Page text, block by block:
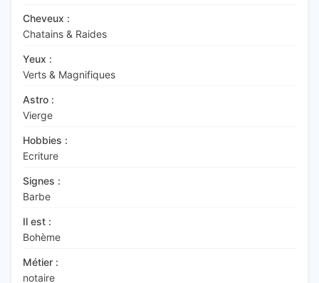
Cheveux :
Chatains & Raides
Yeux :
Verts & Magnifiques
Astro :
Vierge
Hobbies :
Ecriture
Signes :
Barbe
Il est :
Bohème
Métier :
notaire